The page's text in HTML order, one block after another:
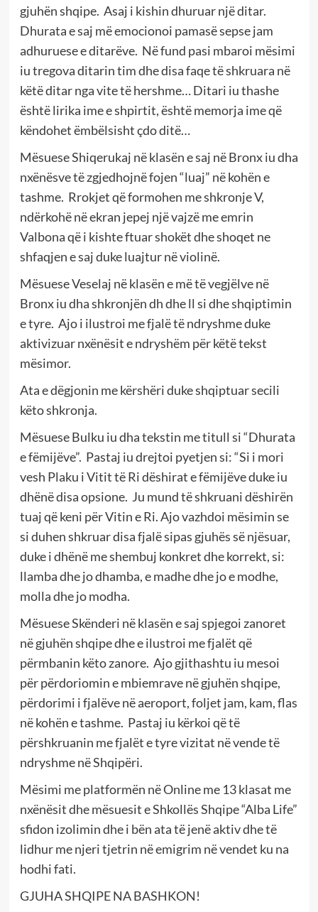
gjuhën shqipe. Asaj i kishin dhuruar një ditar.
Dhurata e saj më emocionoi pamasë sepse jam
adhuruese e ditarëve. Në fund pasi mbaroi mësimi
iu tregova ditarin tim dhe disa faqe të shkruara në
këtë ditar nga vite të hershme… Ditari iu thashe
është lirika ime e shpirtit, është memorja ime që
këndohet ëmbëlsisht çdo ditë…
Mësuese Shiqerukaj në klasën e saj në Bronx iu dha
nxënësve të zgjedhojnë fojen “luaj” në kohën e
tashme. Rrokjet që formohen me shkronje V,
ndërkohë në ekran jepej një vajzë me emrin
Valbona që i kishte ftuar shokët dhe shoqet ne
shfaqjen e saj duke luajtur në violinë.
Mësuese Veselaj në klasën e më të vegjëlve në
Bronx iu dha shkronjën dh dhe ll si dhe shqiptimin
e tyre. Ajo i ilustroi me fjalë të ndryshme duke
aktivizuar nxënësit e ndryshëm për këtë tekst
mësimor.
Ata e dëgjonin me kërshëri duke shqiptuar secili
këto shkronja.
Mësuese Bulku iu dha tekstin me titull si “Dhurata
e fëmijëve”. Pastaj iu drejtoi pyetjen si: “Si i mori
vesh Plaku i Vitit të Ri dëshirat e fëmijëve duke iu
dhënë disa opsione. Ju mund të shkruani dëshirën
tuaj që keni për Vitin e Ri. Ajo vazhdoi mësimin se
si duhen shkruar disa fjalë sipas gjuhës së njësuar,
duke i dhënë me shembuj konkret dhe korrekt, si:
llamba dhe jo dhamba, e madhe dhe jo e modhe,
molla dhe jo modha.
Mësuese Skënderi në klasën e saj spjegoi zanoret
në gjuhën shqipe dhe e ilustroi me fjalët që
përmbanin këto zanore. Ajo gjithashtu iu mesoi
për përdoriomin e mbiemrave në gjuhën shqipe,
përdorimi i fjalëve në aeroport, foljet jam, kam, flas
në kohën e tashme. Pastaj iu kërkoi që të
përshkruanin me fjalët e tyre vizitat në vende të
ndryshme në Shqipëri.
Mësimi me platformën në Online me 13 klasat me
nxënësit dhe mësuesit e Shkollës Shqipe “Alba Life”
sfidon izolimin dhe i bën ata të jenë aktiv dhe të
lidhur me njeri tjetrin në emigrim në vendet ku na
hodhi fati.
GJUHA SHQIPE NA BASHKON!